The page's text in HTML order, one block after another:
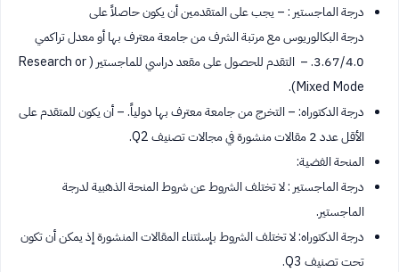
درجة الماجستير : – يجب على المتقدمين أن يكون حاصلاً على
درجة البكالوريوس مع مرتبة الشرف من جامعة معترف بها أو معدل تراكمي
3.67/4.0. – التقدم للحصول على مقعد دراسي للماجستير ( Research or
Mixed Mode).
درجة الدكتوراه: – التخرج من جامعة معترف بها دولياً. – أن يكون للمتقدم على
الأقل عدد 2 مقالات منشورة في مجالات تصنيف Q2.
المنحة الفضية:
درجة الماجستير : لا تختلف الشروط عن شروط المنحة الذهبية لدرجة
الماجستير.
درجة الدكتوراه: لا تختلف الشروط بإسثتناء المقالات المنشورة إذ يمكن أن تكون
تحت تصنيف Q3.